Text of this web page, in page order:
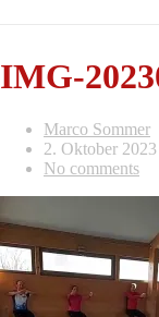
IMG-
Marco Sommer
2. Oktober 2023
No comments